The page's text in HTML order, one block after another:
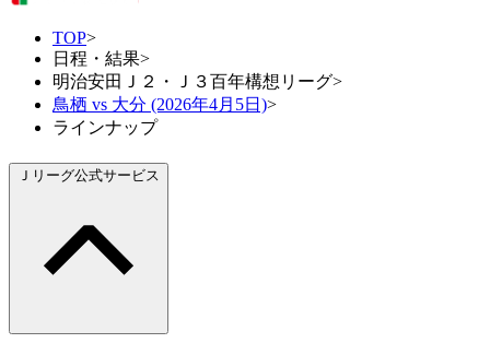
TOP>
日程・結果>
明治安田Ｊ２・Ｊ３百年構想リーグ>
鳥栖 vs 大分 (2026年4月5日)>
ラインナップ
Ｊリーグ公式サービス